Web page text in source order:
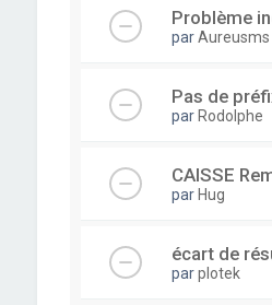
Problème
parAureusms
Pas de
par Rodolphe
CAISSE
par Hug
écart de
parplotek